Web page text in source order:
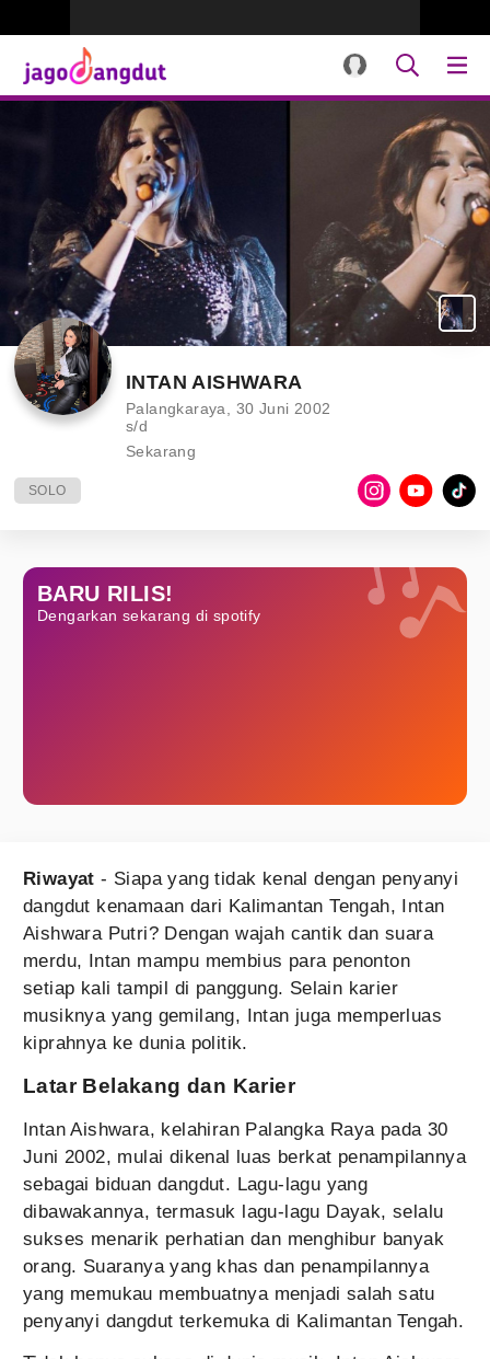
INTAN AISHWARA
Palangkaraya, 30 Juni 2002
s/d
Sekarang
SOLO
BARU RILIS!
Dengarkan sekarang di spotify
Riwayat - Siapa yang tidak kenal dengan penyanyi
dangdut kenamaan dari Kalimantan Tengah, Intan
Aishwara Putri? Dengan wajah cantik dan suara
merdu, Intan mampu membius para penonton
setiap kali tampil di panggung. Selain karier
musiknya yang gemilang, Intan juga memperluas
kiprahnya ke dunia politik.
Latar Belakang dan Karier
Intan Aishwara, kelahiran Palangka Raya pada 30
Juni 2002, mulai dikenal luas berkat penampilannya
sebagai biduan dangdut. Lagu-lagu yang
dibawakannya, termasuk lagu-lagu Dayak, selalu
sukses menarik perhatian dan menghibur banyak
orang. Suaranya yang khas dan penampilannya
yang memukau membuatnya menjadi salah satu
penyanyi dangdut terkemuka di Kalimantan Tengah.